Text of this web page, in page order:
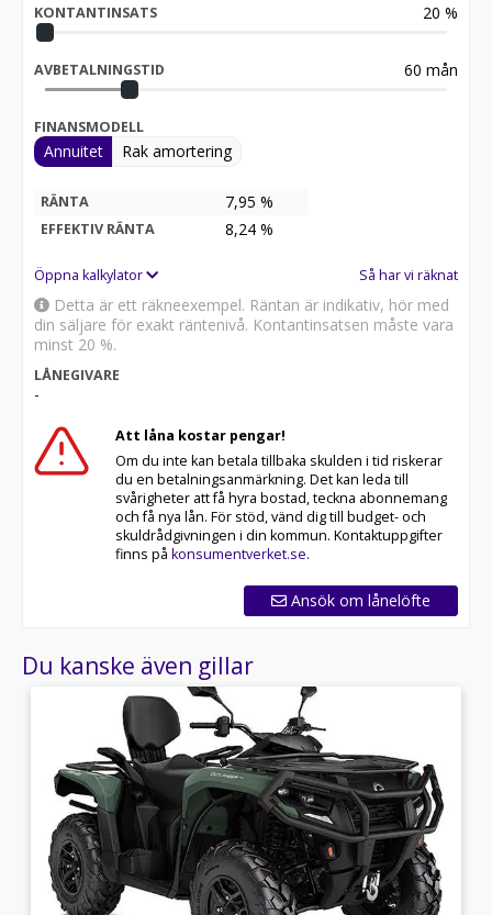
KONTANTINSATS 20 %
AVBETALNINGSTID 60 mån
FINANSMODELL
Annuitet Rak amortering
RÄNTA 7,95 %
EFFEKTIV RÄNTA 8,24 %
Öppna kalkylator Så har vi räknat
Detta är ett räkneexempel. Räntan är indikativ, hör med
din säljare för exakt räntenivå. Kontantinsatsen måste vara
minst 20 %.
LÅNEGIVARE
-
Att låna kostar pengar!
Om du inte kan betala tillbaka skulden i tid riskerar
du en betalningsanmärkning. Det kan leda till
svårigheter att få hyra bostad, teckna abonnemang
och få nya lån. För stöd, vänd dig till budget- och
skuldrådgivningen i din kommun. Kontaktuppgifter
finns på konsumentverket.se.
Ansök om lånelöfte
Du kanske även gillar